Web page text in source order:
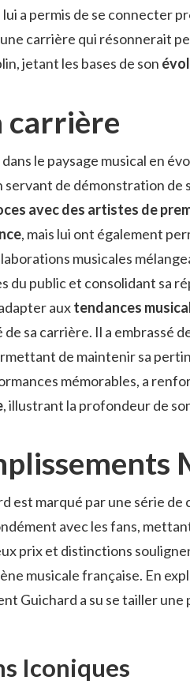
a permis de se connecter
carrière qui résonnerait
jetant les bases de son
carrière
le paysage musical en
de démonstration de
avec des artistes de
, mais lui ont également
musicales
du public et consolidant sa
auxtendances
sa carrière. Il a embrassé
de maintenir sa
mémorables, a
, illustrant la profondeur de
est marqué par une série de
avec les fans,
prix et distinctions
musicale française. En
Guichard a su se tailler
Iconiques